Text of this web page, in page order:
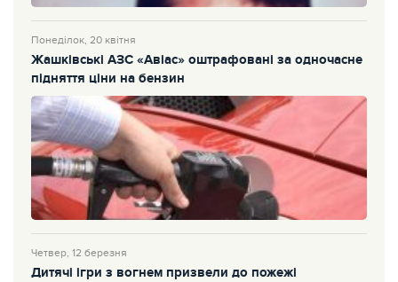
Понеділок, 20 квітня
Жашківські АЗС «Авіас» оштрафовані за одночасне
підняття ціни на бензин
Четвер, 12 березня
Дитячі ігри з вогнем призвели до пожежі